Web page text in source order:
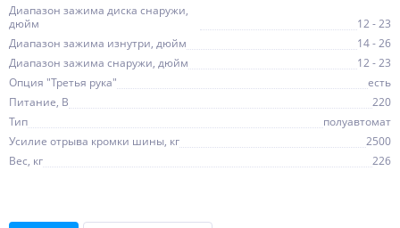
Диапазон зажима диска снаружи,
дюйм
12 - 23
Диапазон зажима изнутри, дюйм
14 - 26
Диапазон зажима снаружи, дюйм
12 - 23
Опция "Третья рука"
есть
Питание, В
220
Тип
полуавтомат
Усилие отрыва кромки шины, кг
2500
Вес, кг
226